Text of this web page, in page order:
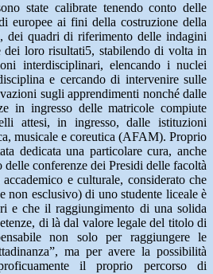
state calibrate tenendo conto delle
europee ai fini della costruzione della
dei quadri di riferimento delle indagini
dei loro risultati5, stabilendo di volta in
interdisciplinari, elencando i nuclei
e cercando di intervenire sulle
sugli apprendimenti nonché dalle
in ingresso delle matricole compiute
attesi, in ingresso, dalle istituzioni
musicale e coreutica (AFAM). Proprio
dedicata una particolare cura, anche
conferenze dei Presidi delle facoltà
e culturale, considerato che
non esclusivo) di uno studente liceale è
e che il raggiungimento di una solida
di là dal valore legale del titolo di
non solo per raggiungere le
ma per avere la possibilità
il proprio percorso di